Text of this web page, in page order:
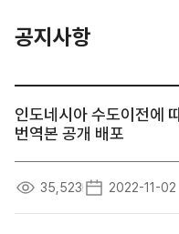
공지사항
인도네시아 수도이전에
번역본 공개 배포
35,523 2022-11-02